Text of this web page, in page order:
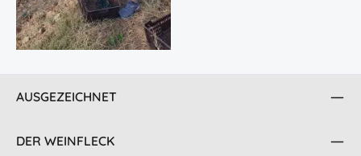
AUSGEZEICHNET
DER WEINFLECK